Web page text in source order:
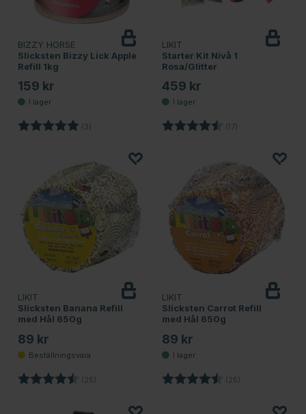
BIZZY HORSE
Slicksten Bizzy Lick Apple
Refill 1kg
159 kr
Betyg: (3)
LIKIT
Starter Kit Nivå 1
Rosa/Glitter
459 kr
Betyg: (17)
LIKIT
Slicksten Banana Refill
med Hål 650g
89 kr
Betyg: (25) 4.2 utav 5 stjärnor
LIKIT
Slicksten Carrot Refill
med Hål 650g
89 kr
Betyg: (25)